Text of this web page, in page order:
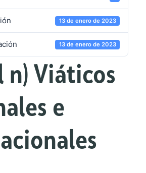
13 de enero de 2023
13 de enero de 2023
n) Viáticos
e